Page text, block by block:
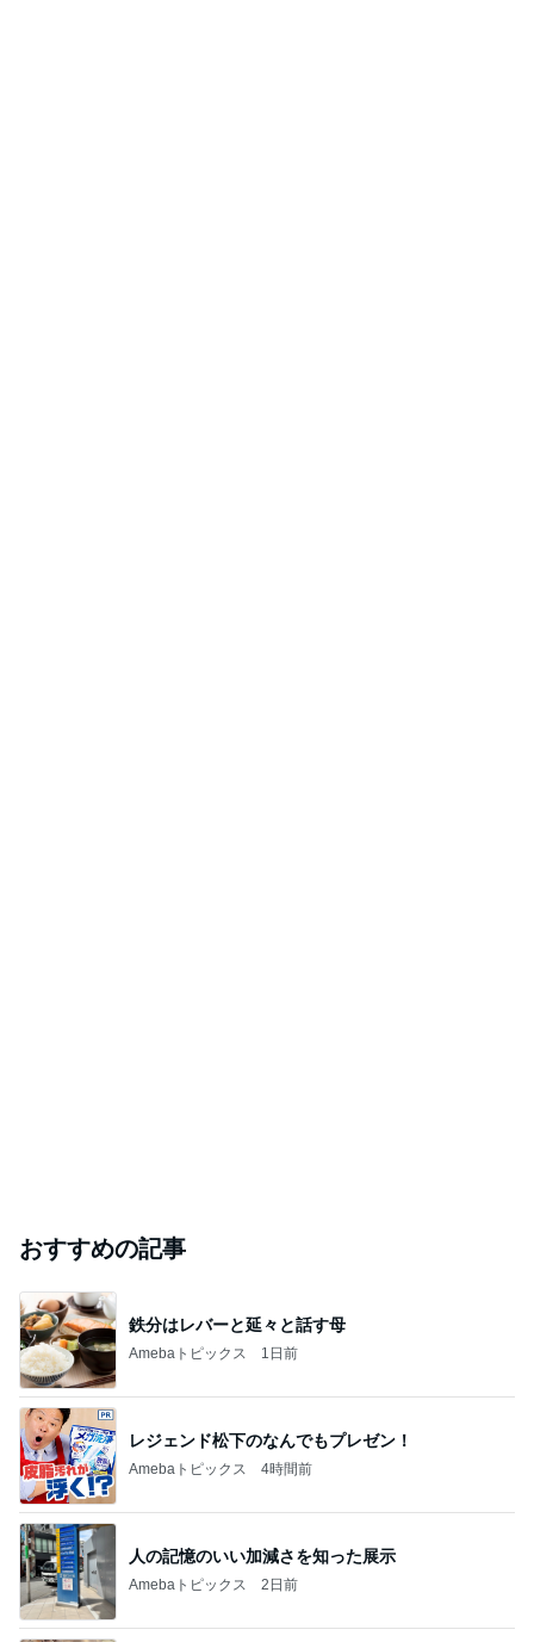
おすすめの記事
鉄分はレバーと延々と話す母
Amebaトピックス 1日前
レジェンド松下のなんでもプレゼン！
Amebaトピックス 4時間前
人の記憶のいい加減さを知った展示
Amebaトピックス 2日前